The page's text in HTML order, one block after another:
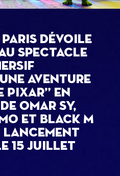
dévoile
spectacle
une Aventure
Pixar” en
Omar Sy,
et Black M
lancement
15 juillet